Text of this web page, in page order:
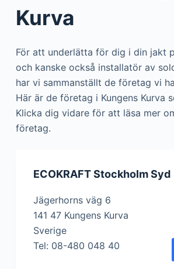
Kurva
För att underlätta för dig i din jakt
och kanske också installatör av
har vi sammanställt de företag vi
Här är de företag i Kungens Kurva
Klicka dig vidare för att läsa mer
företag.
ECOKRAFT Stockholm Syd
Jägerhorns väg 6
141 47 Kungens Kurva
Sverige
Tel: 08-480 048 40